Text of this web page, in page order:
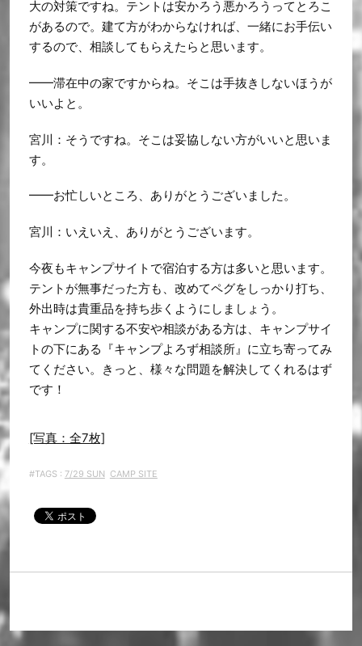
大の対策ですね。テントは安かろう悪かろうってとろこ
があるので。建て方がわからなければ、一緒にお手伝い
するので、相談してもらえたらと思います。
━━滞在中の家ですからね。そこは手抜きしないほうが
いいよと。
宮川：そうですね。そこは妥協しない方がいいと思いま
す。
━━お忙しいところ、ありがとうございました。
宮川：いえいえ、ありがとうございます。
今夜もキャンプサイトで宿泊する方は多いと思います。
テントが無事だった方も、改めてペグをしっかり打ち、
外出時は貴重品を持ち歩くようにしましょう。
キャンプに関する不安や相談がある方は、キャンプサイ
トの下にある『キャンプよろず相談所』に立ち寄ってみ
てください。きっと、様々な問題を解決してくれるはず
です！
[写真：全7枚]
#TAGS : 7/29 SUN CAMP SITE